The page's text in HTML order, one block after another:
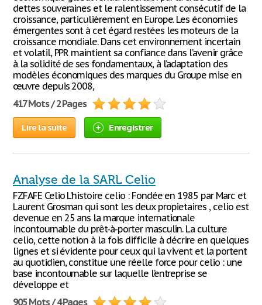
dettes souveraines et le ralentissement consécutif de la
croissance, particulièrement en Europe. Les économies
émergentes sont à cet égard restées les moteurs de la
croissance mondiale. Dans cet environnement incertain
et volatil, PPR maintient sa confiance dans l’avenir grâce
à la solidité de ses fondamentaux, à l’adaptation des
modèles économiques des marques du Groupe mise en
œuvre depuis 2008,
417 Mots / 2 Pages
Lire la suite Enregistrer
Analyse de la SARL Celio
FZFAFE Celio L’histoire celio : Fondée en 1985 par Marc et
Laurent Grosman qui sont les deux propietaires , celio est
devenue en 25 ans la marque internationale
incontournable du prêt-à-porter masculin. La culture
celio, cette notion à la fois difficile à décrire en quelques
lignes et si évidente pour ceux qui la vivent et la portent
au quotidien, constitue une réelle force pour celio : une
base incontournable sur laquelle l’entreprise se
développe et
905 Mots / 4 Pages